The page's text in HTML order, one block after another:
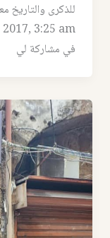
في مشاركة لي